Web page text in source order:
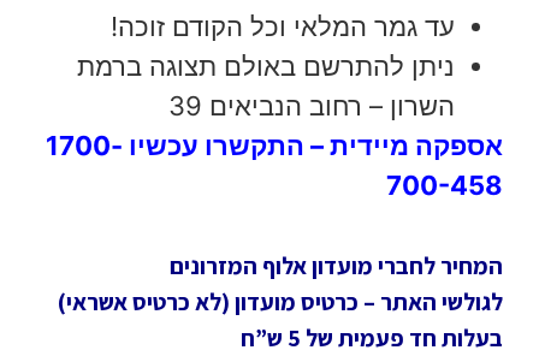
עד גמר המלאי וכל הקודם זוכה!
ניתן להתרשם באולם תצוגה ברמת
השרון – רחוב הנביאים 39
אספקה מיידית – התקשרו עכשיו 1700-
700-458
המחיר לחברי מועדון אלוף המזרונים
לגולשי האתר – כרטיס מועדון (לא כרטיס אשראי)
בעלות חד פעמית של 5 ש”ח